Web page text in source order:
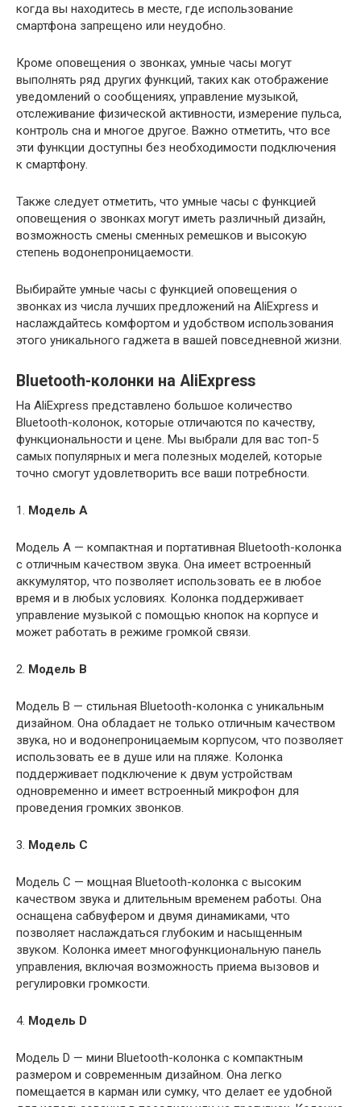
когда вы находитесь в месте, где использование
смартфона запрещено или неудобно.
Кроме оповещения о звонках, умные часы могут
выполнять ряд других функций, таких как отображение
уведомлений о сообщениях, управление музыкой,
отслеживание физической активности, измерение пульса,
контроль сна и многое другое. Важно отметить, что все
эти функции доступны без необходимости подключения
к смартфону.
Также следует отметить, что умные часы с функцией
оповещения о звонках могут иметь различный дизайн,
возможность смены сменных ремешков и высокую
степень водонепроницаемости.
Выбирайте умные часы с функцией оповещения о
звонках из числа лучших предложений на AliExpress и
наслаждайтесь комфортом и удобством использования
этого уникального гаджета в вашей повседневной жизни.
Bluetooth-колонки на AliExpress
На AliExpress представлено большое количество
Bluetooth-колонок, которые отличаются по качеству,
функциональности и цене. Мы выбрали для вас топ-5
самых популярных и мега полезных моделей, которые
точно смогут удовлетворить все ваши потребности.
1. Модель A
Модель A — компактная и портативная Bluetooth-колонка
с отличным качеством звука. Она имеет встроенный
аккумулятор, что позволяет использовать ее в любое
время и в любых условиях. Колонка поддерживает
управление музыкой с помощью кнопок на корпусе и
может работать в режиме громкой связи.
2. Модель B
Модель B — стильная Bluetooth-колонка с уникальным
дизайном. Она обладает не только отличным качеством
звука, но и водонепроницаемым корпусом, что позволяет
использовать ее в душе или на пляже. Колонка
поддерживает подключение к двум устройствам
одновременно и имеет встроенный микрофон для
проведения громких звонков.
3. Модель C
Модель C — мощная Bluetooth-колонка с высоким
качеством звука и длительным временем работы. Она
оснащена сабвуфером и двумя динамиками, что
позволяет наслаждаться глубоким и насыщенным
звуком. Колонка имеет многофункциональную панель
управления, включая возможность приема вызовов и
регулировки громкости.
4. Модель D
Модель D — мини Bluetooth-колонка с компактным
размером и современным дизайном. Она легко
помещается в карман или сумку, что делает ее удобной